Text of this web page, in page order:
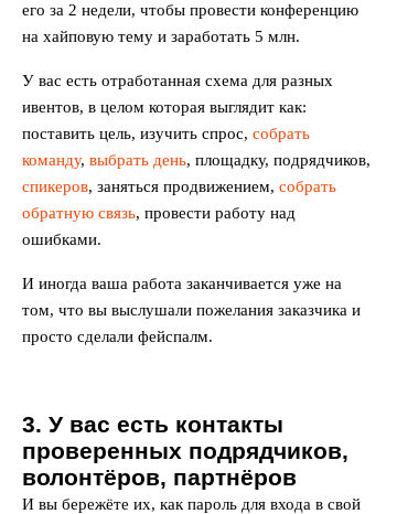
его за 2 недели, чтобы провести конференцию
на хайповую тему и заработать 5 млн.
У вас есть отработанная схема для разных
ивентов, в целом которая выглядит как:
поставить цель, изучить спрос, собрать
команду, выбрать день, площадку, подрядчиков,
спикеров, заняться продвижением, собрать
обратную связь, провести работу над
ошибками.
И иногда ваша работа заканчивается уже на
том, что вы выслушали пожелания заказчика и
просто сделали фейспалм.
3. У вас есть контакты
проверенных подрядчиков,
волонтёров, партнёров
И вы бережёте их, как пароль для входа в свой